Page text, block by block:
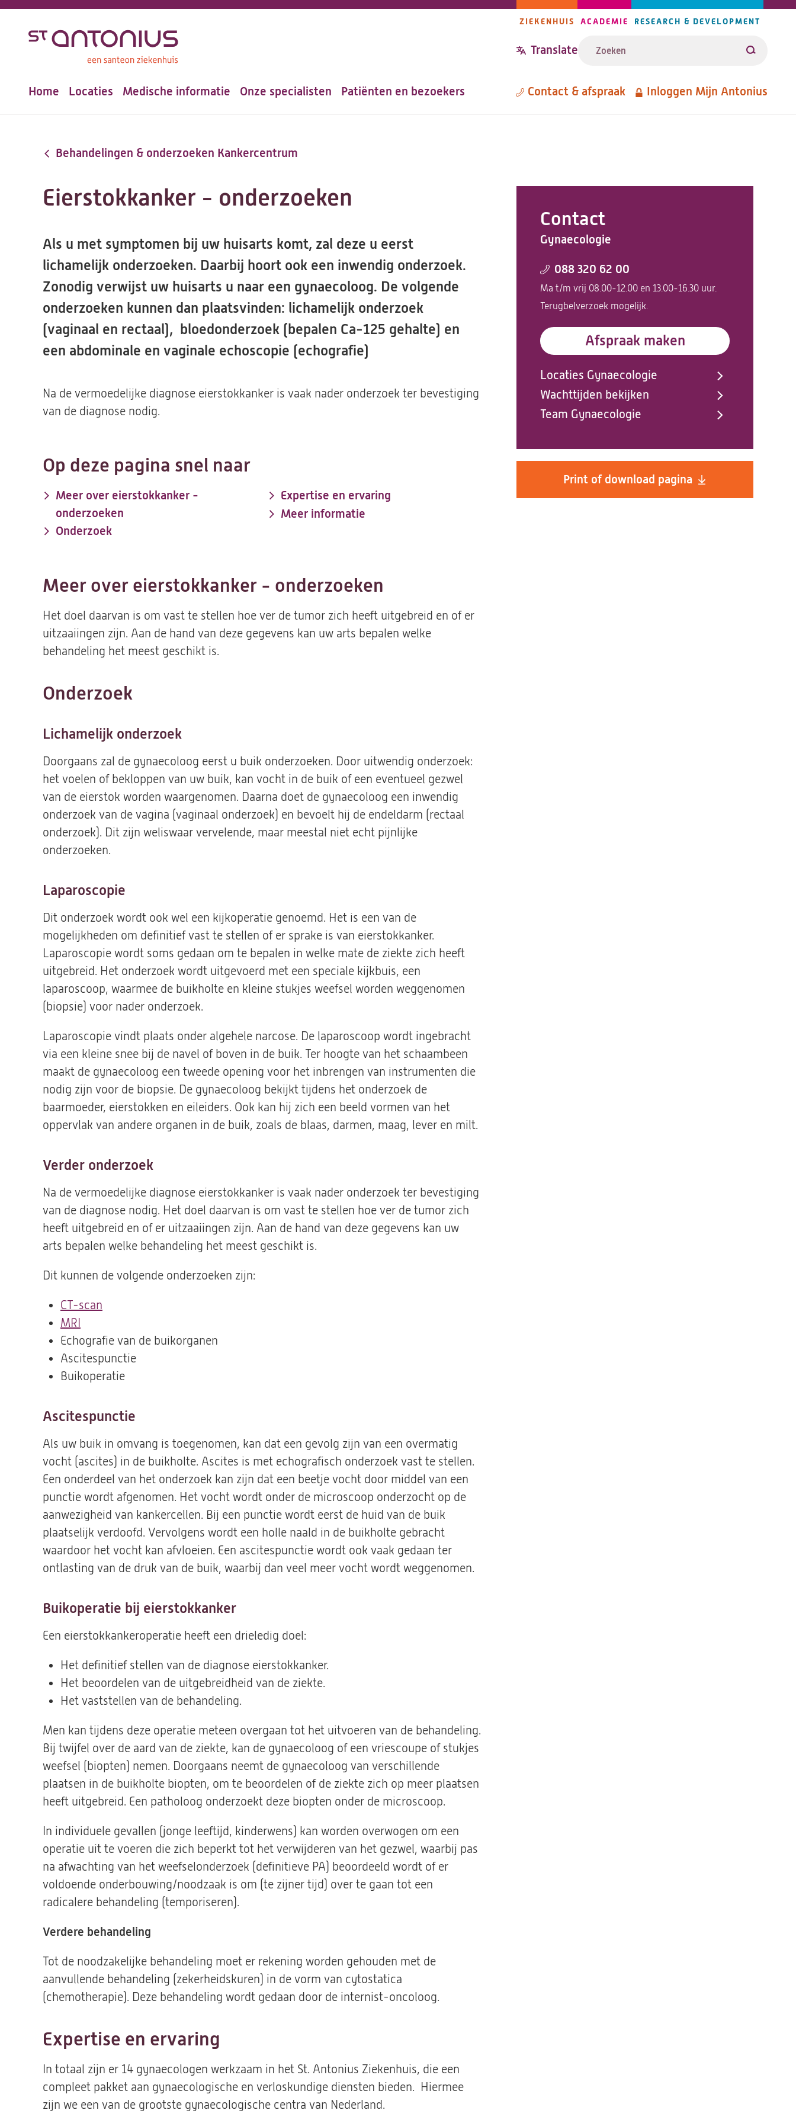
inhoud
navigatie
ZIEKENHUIS ACADEMIE RESEARCH & DEVELOPMENT
Translate Zoeken
Hoofdnavigatie
Home Locaties Medische informatie Onze specialisten Patiënten en bezoekers Metanavigatie
Contact & afspraak Inloggen Mijn Antonius
Behandelingen & onderzoeken Kankercentrum
Eierstokkanker - onderzoeken
Contact
Gynaecologie
088 320 62 00
Ma t/m vrij 08.00-12.00 en 13.00-16.30 uur.
Terugbelverzoek mogelijk.
Afspraak maken
Locaties Gynaecologie
Wachttijden bekijken
Team Gynaecologie
Print of download pagina
Als u met symptomen bij uw huisarts komt, zal deze u eerst
lichamelijk onderzoeken. Daarbij hoort ook een inwendig onderzoek.
Zonodig verwijst uw huisarts u naar een gynaecoloog. De volgende
onderzoeken kunnen dan plaatsvinden: lichamelijk onderzoek
(vaginaal en rectaal), bloedonderzoek (bepalen Ca-125 gehalte) en
een abdominale en vaginale echoscopie (echografie)
Na de vermoedelijke diagnose eierstokkanker is vaak nader onderzoek ter bevestiging
van de diagnose nodig.
Op deze pagina snel naar
Meer over eierstokkanker -
onderzoeken
Onderzoek
Expertise en ervaring
Meer informatie
Meer over eierstokkanker - onderzoeken
Het doel daarvan is om vast te stellen hoe ver de tumor zich heeft uitgebreid en of er
uitzaaiingen zijn. Aan de hand van deze gegevens kan uw arts bepalen welke
behandeling het meest geschikt is.
Onderzoek
Lichamelijk onderzoek
Doorgaans zal de gynaecoloog eerst u buik onderzoeken. Door uitwendig onderzoek:
het voelen of bekloppen van uw buik, kan vocht in de buik of een eventueel gezwel
van de eierstok worden waargenomen. Daarna doet de gynaecoloog een inwendig
onderzoek van de vagina (vaginaal onderzoek) en bevoelt hij de endeldarm (rectaal
onderzoek). Dit zijn weliswaar vervelende, maar meestal niet echt pijnlijke
onderzoeken.
Laparoscopie
Dit onderzoek wordt ook wel een kijkoperatie genoemd. Het is een van de
mogelijkheden om definitief vast te stellen of er sprake is van eierstokkanker.
Laparoscopie wordt soms gedaan om te bepalen in welke mate de ziekte zich heeft
uitgebreid. Het onderzoek wordt uitgevoerd met een speciale kijkbuis, een
laparoscoop, waarmee de buikholte en kleine stukjes weefsel worden weggenomen
(biopsie) voor nader onderzoek.
Laparoscopie vindt plaats onder algehele narcose. De laparoscoop wordt ingebracht
via een kleine snee bij de navel of boven in de buik. Ter hoogte van het schaambeen
maakt de gynaecoloog een tweede opening voor het inbrengen van instrumenten die
nodig zijn voor de biopsie. De gynaecoloog bekijkt tijdens het onderzoek de
baarmoeder, eierstokken en eileiders. Ook kan hij zich een beeld vormen van het
oppervlak van andere organen in de buik, zoals de blaas, darmen, maag, lever en milt.
Verder onderzoek
Na de vermoedelijke diagnose eierstokkanker is vaak nader onderzoek ter bevestiging
van de diagnose nodig. Het doel daarvan is om vast te stellen hoe ver de tumor zich
heeft uitgebreid en of er uitzaaiingen zijn. Aan de hand van deze gegevens kan uw
arts bepalen welke behandeling het meest geschikt is.
Dit kunnen de volgende onderzoeken zijn:
CT-scan
MRI
Echografie van de buikorganen
Ascitespunctie
Buikoperatie
Ascitespunctie
Als uw buik in omvang is toegenomen, kan dat een gevolg zijn van een overmatig
vocht (ascites) in de buikholte. Ascites is met echografisch onderzoek vast te stellen.
Een onderdeel van het onderzoek kan zijn dat een beetje vocht door middel van een
punctie wordt afgenomen. Het vocht wordt onder de microscoop onderzocht op de
aanwezigheid van kankercellen. Bij een punctie wordt eerst de huid van de buik
plaatselijk verdoofd. Vervolgens wordt een holle naald in de buikholte gebracht
waardoor het vocht kan afvloeien. Een ascitespunctie wordt ook vaak gedaan ter
ontlasting van de druk van de buik, waarbij dan veel meer vocht wordt weggenomen.
Buikoperatie bij eierstokkanker
Een eierstokkankeroperatie heeft een drieledig doel:
Het definitief stellen van de diagnose eierstokkanker.
Het beoordelen van de uitgebreidheid van de ziekte.
Het vaststellen van de behandeling.
Men kan tijdens deze operatie meteen overgaan tot het uitvoeren van de behandeling.
Bij twijfel over de aard van de ziekte, kan de gynaecoloog of een vriescoupe of stukjes
weefsel (biopten) nemen. Doorgaans neemt de gynaecoloog van verschillende
plaatsen in de buikholte biopten, om te beoordelen of de ziekte zich op meer plaatsen
heeft uitgebreid. Een patholoog onderzoekt deze biopten onder de microscoop.
In individuele gevallen (jonge leeftijd, kinderwens) kan worden overwogen om een
operatie uit te voeren die zich beperkt tot het verwijderen van het gezwel, waarbij pas
na afwachting van het weefselonderzoek (definitieve PA) beoordeeld wordt of er
voldoende onderbouwing/noodzaak is om (te zijner tijd) over te gaan tot een
radicalere behandeling (temporiseren).
Verdere behandeling
Tot de noodzakelijke behandeling moet er rekening worden gehouden met de
aanvullende behandeling (zekerheidskuren) in de vorm van cytostatica
(chemotherapie). Deze behandeling wordt gedaan door de internist-oncoloog.
Expertise en ervaring
In totaal zijn er 14 gynaecologen werkzaam in het St. Antonius Ziekenhuis, die een
compleet pakket aan gynaecologische en verloskundige diensten bieden. Hiermee
zijn we een van de grootste gynaecologische centra van Nederland.